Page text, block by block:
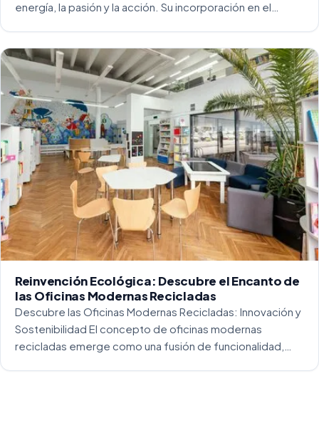
energía, la pasión y la acción. Su incorporación en el
Reinvención Ecológica: Descubre el Encanto de
las Oficinas Modernas Recicladas
Descubre las Oficinas Modernas Recicladas: Innovación y
Sostenibilidad El concepto de oficinas modernas
recicladas emerge como una fusión de funcionalidad,